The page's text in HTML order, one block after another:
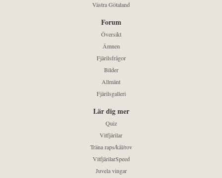
Västra Götaland
Forum
Översikt
Ämnen
Fjärilsfrågor
Bilder
Allmänt
Fjärilsgalleri
Lär dig mer
Quiz
Vitfjärilar
Träna raps/kål/rov
VitfjärilarSpeed
Juvela vingar